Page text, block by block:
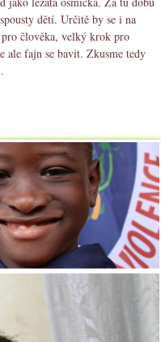
dětí. Určitě by se i na
člověka, velký krok pro
ale fajn se bavit. Zkusme tedy